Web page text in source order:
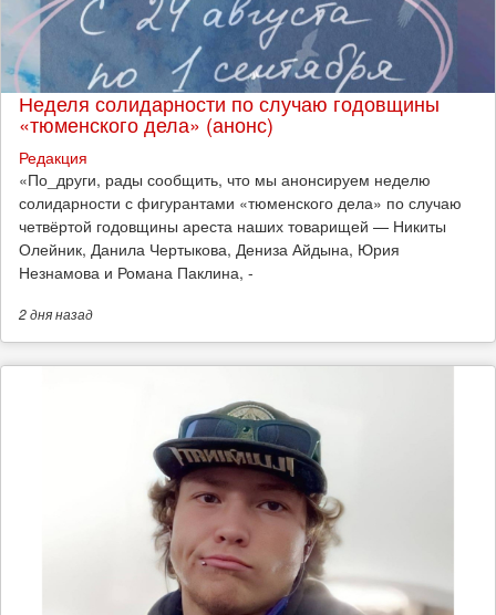
Неделя солидарности по случаю годовщины
«тюменского дела» (анонс)
Редакция
​«По_други, рады сообщить, что мы анонсируем неделю
солидарности с фигурантами «тюменского дела» по случаю
четвёртой годовщины ареста наших товарищей — Никиты
Олейник, Данила Чертыкова, Дениза Айдына, Юрия
Незнамова и Романа Паклина, -
2 дняназад